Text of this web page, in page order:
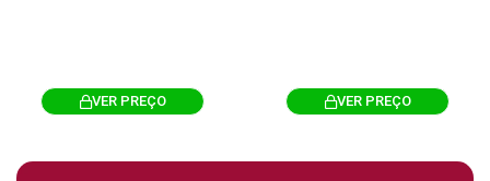
VER PREÇO VER PREÇO